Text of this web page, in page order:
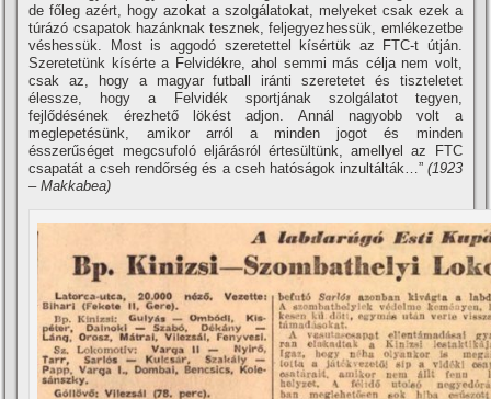
de főleg azért, hogy azokat a szolgálatokat, melyeket csak ezek a
túrázó csapatok hazánknak tesznek, feljegyezhessük, emlékezetbe
véshessük. Most is aggodó szeretettel kí­sértük az FTC-t útján.
Szeretetünk kí­sérte a Felvidékre, ahol semmi más célja nem volt,
csak az, hogy a magyar futball iránti szeretetet és tiszteletet
élessze, hogy a Felvidék sportjának szolgálatot tegyen,
fejlődésének érezhető lökést adjon. Annál nagyobb volt a
meglepetésünk, amikor arról a minden jogot és minden
ésszerűséget megcsufoló eljárásról értesültünk, amellyel az FTC
csapatát a cseh rendőrség és a cseh hatóságok inzultálták…” (1923
– Makkabea)